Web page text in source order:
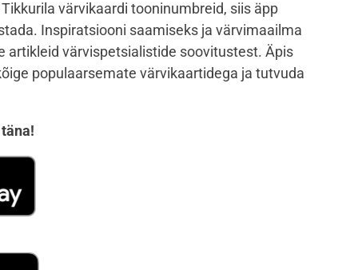
värvikaardi tooninumbreid, siis äpp
Inspiratsiooni saamiseks ja värvimaailma
artikleid värvispetsialistide soovitustest. Äpis
populaarsemate värvikaartidega ja tutvuda